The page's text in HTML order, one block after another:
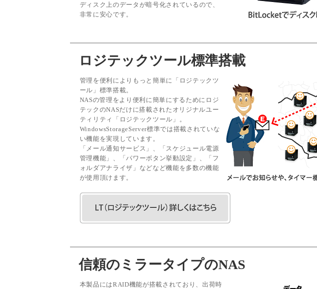
ディスク上のデータが暗号化されているので、
非常に安心です。
ロジテックツール標準搭載
管理を便利によりもっと簡単に「ロジテックツ
ール」標準搭載。
NASの管理をより便利に簡単にするためにロジ
テックのNASだけに搭載されたオリジナルユー
ティリティ「ロジテックツール」。
WindowsStorageServer標準では搭載されていな
い機能を実現しています。
「メール通知サービス」、「スケジュール電源
管理機能」、「パワーボタン挙動設定」、「フ
ォルダアナライザ」などなど機能を多数の機能
が使用頂けます。
信頼のミラータイプのNAS
本製品にはRAID機能が搭載されており、出荷時